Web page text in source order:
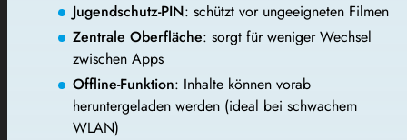
Jugendschutz-PIN: schützt vor ungeeigneten Filmen
Zentrale Oberfläche: sorgt für weniger Wechsel
zwischen Apps
Offline-Funktion: Inhalte können vorab
heruntergeladen werden (ideal bei schwachem
WLAN)